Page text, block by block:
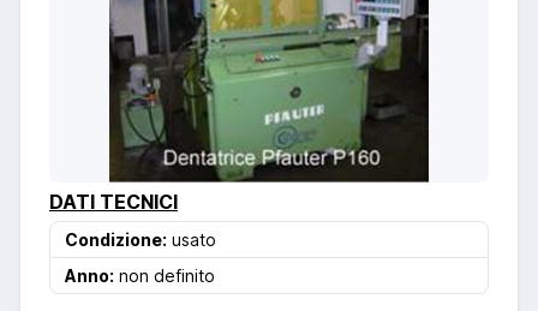
DATI TECNICI
Condizione: usato
Anno: non definito